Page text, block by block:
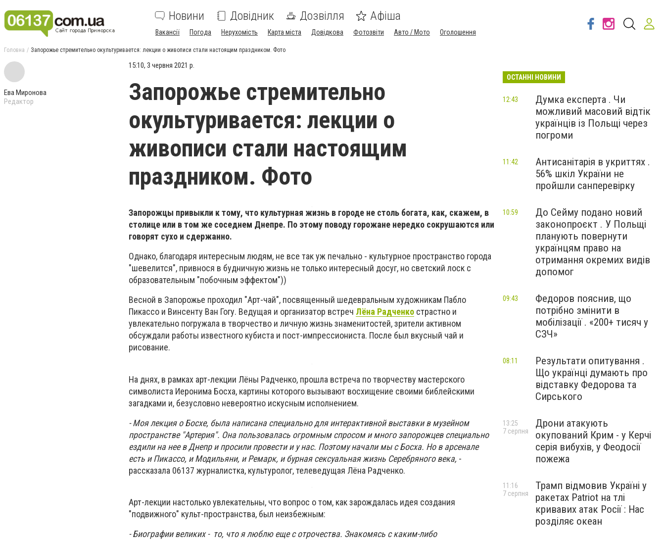
Новини Довідник Дозвілля Афіша
Вакансії Погода Нерухомість Карта міста Довідкова Фотозвіти Авто / Мото Оголошення
Головна Запорожье стремительно окультуривается: лекции о живописи стали настоящим праздником. Фото
Ева Миронова
Редактор
15:10, 3 червня 2021 р.
Запорожье стремительно
окультуривается: лекции о
живописи стали настоящим
праздником. Фото
Запорожцы привыкли к тому, что культурная жизнь в городе не столь богата, как, скажем, в
столице или в том же соседнем Днепре. По этому поводу горожане нередко сокрушаются или
говорят сухо и сдержанно.
Однако, благодаря интересным людям, не все так уж печально - культурное пространство города
"шевелится", привнося в будничную жизнь не только интересный досуг, но светский лоск с
образовательным "побочным эффектом"))
Весной в Запорожье проходил "Арт-чай", посвященный шедевральным художникам Пабло
Пикассо и Винсенту Ван Гогу. Ведущая и организатор встреч Лёна Радченко страстно и
увлекательно погружала в творчество и личную жизнь знаменитостей, зрители активном
обсуждали работы известного кубиста и пост-импрессиониста. После был вкусный чай и
рисование.
На днях, в рамках арт-лекции Лёны Радченко, прошла встреча по творчеству мастерского
символиста Иеронима Босха, картины которого вызывают восхищение своими библейскими
загадками и, безусловно невероятно искусным исполнением.
- Моя лекция о Босхе, была написана специально для интерактивной выставки в музейном
пространстве "Артерия". Она пользовалась огромным спросом и много запорожцев специально
ездили на нее в Днепр и просили провести и у нас. Поэтому начали мы с Босха. Но в арсенале
есть и Пикассо, и Модильяни, и Ремарк, и бурная сексуальная жизнь Серебряного века, -
рассказала 06137 журналистка, культуролог, телеведущая Лёна Радченко.
Арт-лекции настолько увлекательны, что вопрос о том, как зарождалась идея создания
"подвижного" культ-пространства, был неизбежным:
- Биографии великих - то, что я люблю еще с отрочества. Знакомясь с каким-либо
ОСТАННІ НОВИНИ
Думка експерта . Чи
можливий масовий відтік
українців із Польщі через
погроми
12:43
Антисанітарія в укриттях .
56% шкіл України не
пройшли санперевірку
11:42
До Сейму подано новий
законопроєкт . У Польщі
планують повернути
українцям право на
отримання окремих видів
допомог
10:59
Федоров пояснив, що
потрібно змінити в
мобілізації . «200+ тисяч у
СЗЧ»
09:43
Результати опитування .
Що українці думають про
відставку Федорова та
Сирського
08:11
Дрони атакують
окупований Крим - у Керчі
серія вибухів, у Феодосії
пожежа
13:25
7 серпня
Трамп відмовив Україні у
ракетах Patriot на тлі
кривавих атак Росії : Нас
розділяє океан
11:16
7 серпня